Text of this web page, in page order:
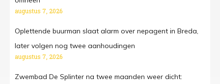
augustus 7, 2026
Oplettende buurman slaat alarm over nepagent in Breda,
later volgen nog twee aanhoudingen
augustus 7, 2026
Zwembad De Splinter na twee maanden weer dicht: